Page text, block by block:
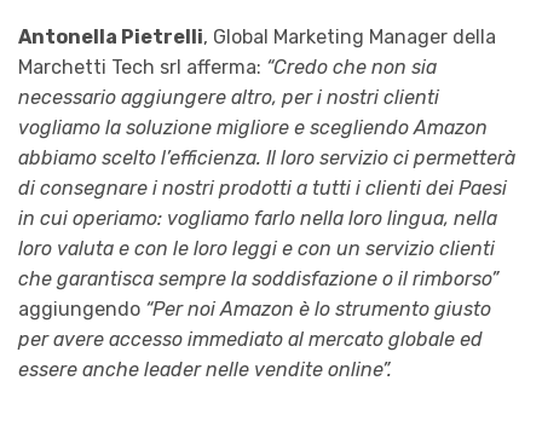
Antonella Pietrelli, Global Marketing Manager della
Marchetti Tech srl afferma: “Credo che non sia
necessario aggiungere altro, per i nostri clienti
vogliamo la soluzione migliore e scegliendo Amazon
abbiamo scelto l’efficienza. Il loro servizio ci permetterà
di consegnare i nostri prodotti a tutti i clienti dei Paesi
in cui operiamo: vogliamo farlo nella loro lingua, nella
loro valuta e con le loro leggi e con un servizio clienti
che garantisca sempre la soddisfazione o il rimborso”
aggiungendo “Per noi Amazon è lo strumento giusto
per avere accesso immediato al mercato globale ed
essere anche leader nelle vendite online”.